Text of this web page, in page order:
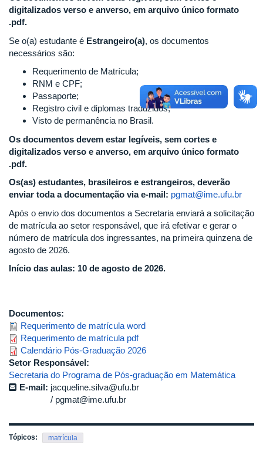
digitalizados verso e anverso, em arquivo único formato
.pdf.
Se o(a) estudante é Estrangeiro(a), os documentos
necessários são:
Requerimento de Matrícula;
RNM e CPF;
Passaporte;
Registro civil e diplomas traduzidos;
Visto de permanência no Brasil.
Os documentos devem estar legíveis, sem cortes e
digitalizados verso e anverso, em arquivo único formato
.pdf.
Os(as) estudantes, brasileiros e estrangeiros, deverão
enviar toda a documentação via e-mail: pgmat@ime.ufu.br
Após o envio dos documentos a Secretaria enviará a solicitação
de matrícula ao setor responsável, que irá efetivar e gerar o
número de matrícula dos ingressantes, na primeira quinzena de
agosto de 2026.
Início das aulas: 10 de agosto de 2026.
Documentos:
Requerimento de matrícula word
Requerimento de matrícula pdf
Calendário Pós-Graduação 2026
Setor Responsável:
Secretaria do Programa de Pós-graduação em Matemática
E-mail: jacqueline.silva@ufu.br
pgmat@ime.ufu.br
Tópicos: matrícula